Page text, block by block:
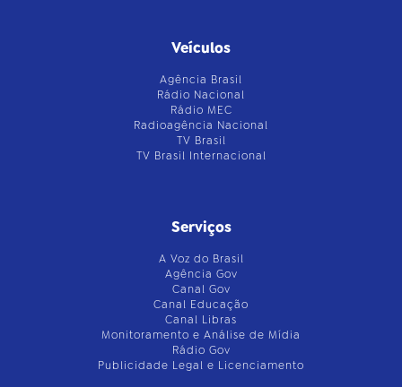
Veículos
Agência Brasil
Rádio Nacional
Rádio MEC
Radioagência Nacional
TV Brasil
TV Brasil Internacional
Serviços
A Voz do Brasil
Agência Gov
Canal Gov
Canal Educação
Canal Libras
Monitoramento e Análise de Mídia
Rádio Gov
Publicidade Legal e Licenciamento